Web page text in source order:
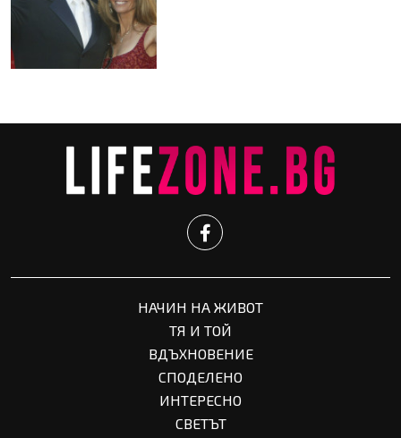
НАЧИН НА ЖИВОТ
ТЯ И ТОЙ
ВДЪХНОВЕНИЕ
СПОДЕЛЕНО
ИНТЕРЕСНО
СВЕТЪТ